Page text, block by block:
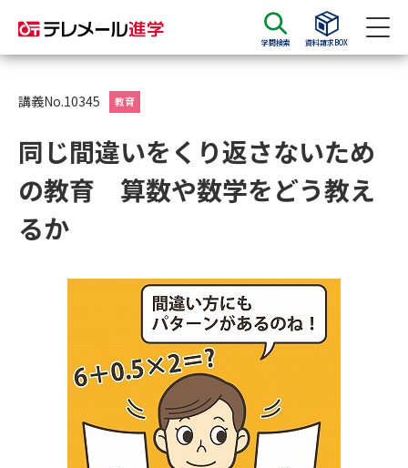
学問検索 資料請求BOX
資料請求
大学・短大の資料種類から請求
大学パンフ
大学・短大以外の資料から請求
大学院の資料請求
留学・進学関連、塾・予備校
大学入学共通テスト「受験案
講義No.10345 教育
同じ間違いをくり返さないため
の教育 算数や数学をどう教え
るか